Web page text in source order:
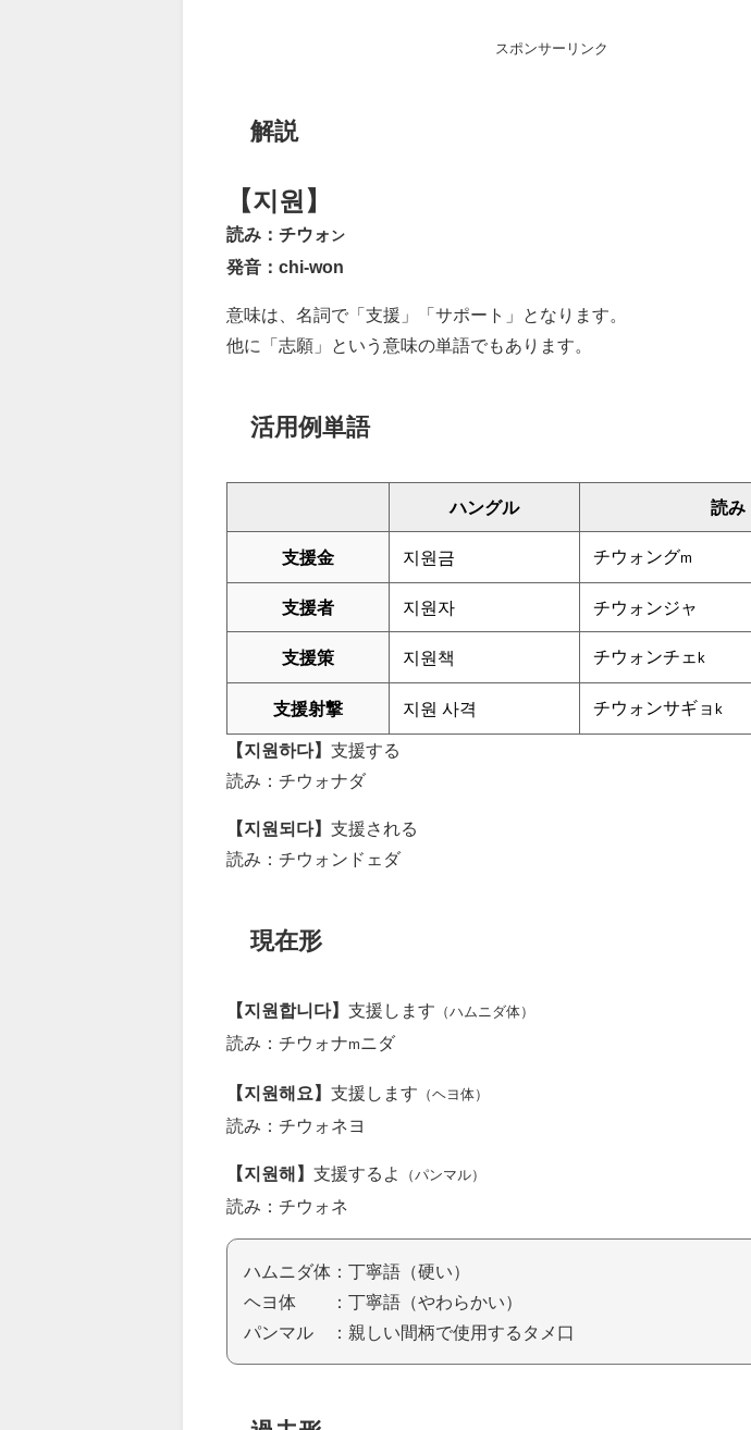
スポンサーリンク
解説
【지원】
読み：チウォ ン
発音：chi-won
意味は、名詞で「支援」「サポート」となります。
他に「志願」という意味の単語でもあります。
活用例単語
ハングル 読み
支援金 지원금 チウォングm
支援者 지원자 チウォンジャ
支援策 지원책 チウォンチェ k
支援射撃 지원 사격 チウォンサギョ k
【지원하다】 支援する
読み：チウォナダ
【지원되다】 支援される
読み：チウォンドェダ
現在形
【지원합니다】 支援します （ハムニダ体）
読み：チウォナm ニダ
【지원해요】 支援します （ヘヨ体）
読み：チウォネヨ
【지원해】 支援するよ （パンマル）
読み：チウォネ
ハムニダ体：丁寧語（硬い）
ヘヨ体 ：丁寧語（やわらかい）
パンマル ：親しい間柄で使用するタメ口